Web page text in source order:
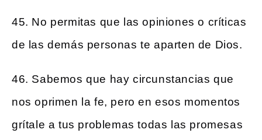
45. No permitas que las opiniones o críticas
de las demás personas te aparten de Dios.
46. Sabemos que hay circunstancias que
nos oprimen la fe, pero en esos momentos
grítale a tus problemas todas las promesas